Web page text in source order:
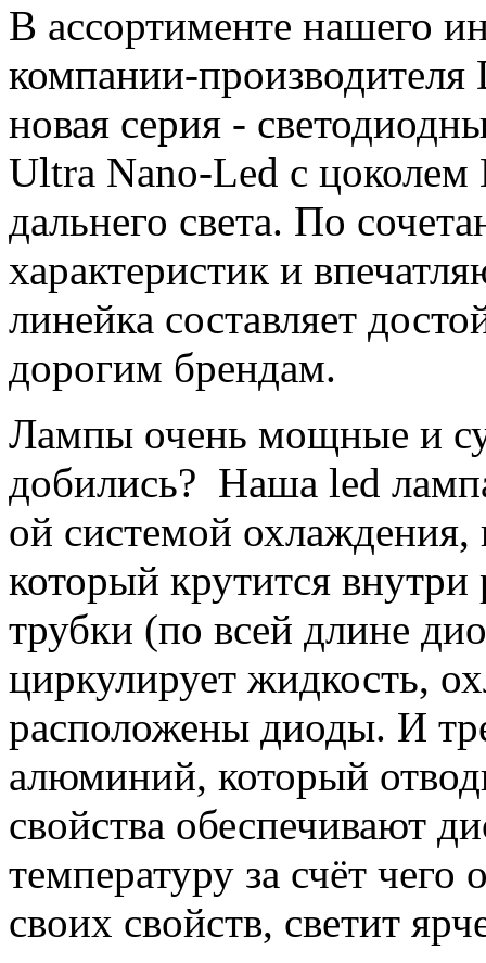
В ассортименте нашего
компании-производителя
новая серия -
Ultra Nano-Led с цоколем
дальнего света. По
характеристик и
линейка составляет
дорогим брендам.
Лампы очень мощные и
добились? Наша led
ой системой
который крутится
трубки (по всей длине
циркулирует жидкость,
расположены диоды. И
алюминий, который
свойства обеспечивают
температуру за счёт чего
своих свойств, светит